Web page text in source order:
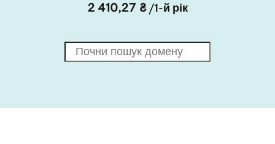
2 410,27 ₴ /1-й рік